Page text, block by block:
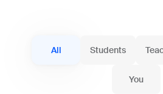
All Students
You